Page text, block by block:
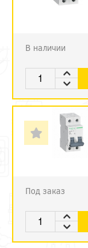
В наличии
Под заказ